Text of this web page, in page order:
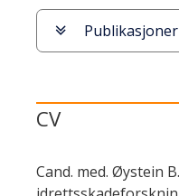
Publikasjoner
CV
Cand. med. Øystein